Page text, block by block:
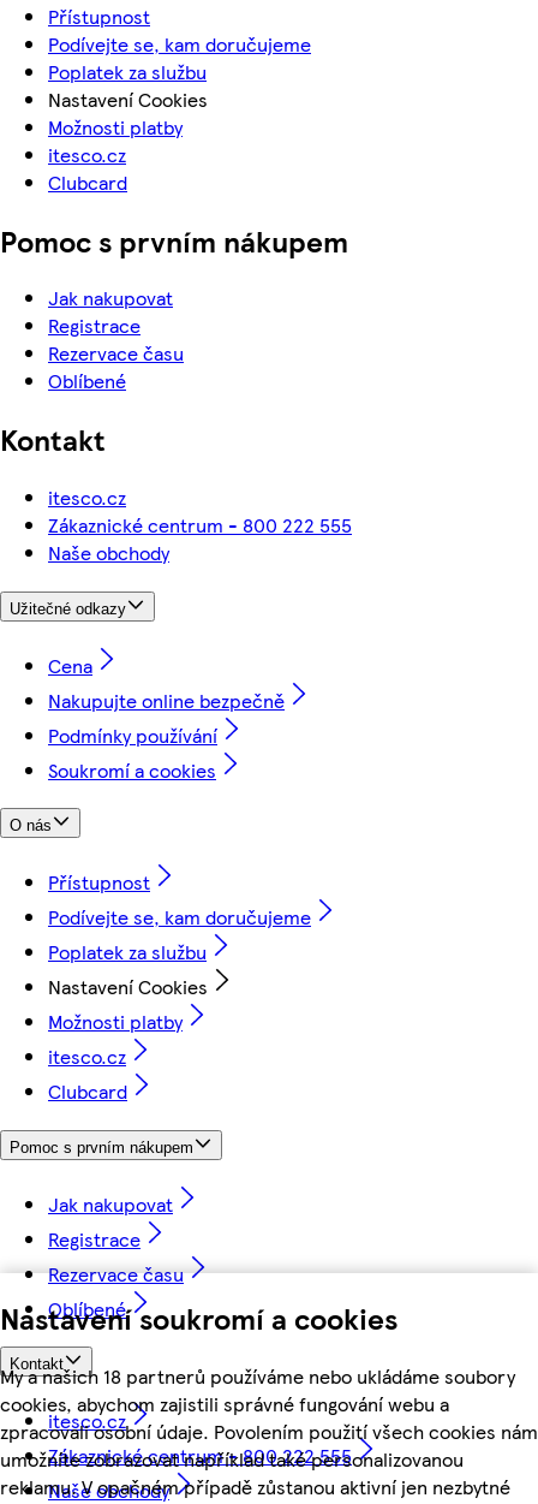
Nastavení soukromí a cookies
My a našich 18 partnerů používáme nebo ukládáme soubory
cookies, abychom zajistili správné fungování webu a
zpracovali osobní údaje. Povolením použití všech cookies nám
umožníte zobrazovat například také personalizovanou
reklamu. V opačném případě zůstanou aktivní jen nezbytné
Přístupnost
Podívejte se, kam doručujeme
Poplatek za službu
Nastavení Cookies
Možnosti platby
itesco.cz
Clubcard
Pomoc s prvním nákupem
Jak nakupovat
Registrace
Rezervace času
Oblíbené
Kontakt
itesco.cz
Zákaznické centrum - 800 222 555
Naše obchody
Užitečné odkazy
Cena
Nakupujte online bezpečně
Podmínky používání
Soukromí a cookies
O nás
Přístupnost
Podívejte se, kam doručujeme
Poplatek za službu
Nastavení Cookies
Možnosti platby
itesco.cz
Clubcard
Pomoc s prvním nákupem
Jak nakupovat
Registrace
Rezervace času
Oblíbené
Kontakt
itesco.cz
Zákaznické centrum - 800 222 555
Naše obchody